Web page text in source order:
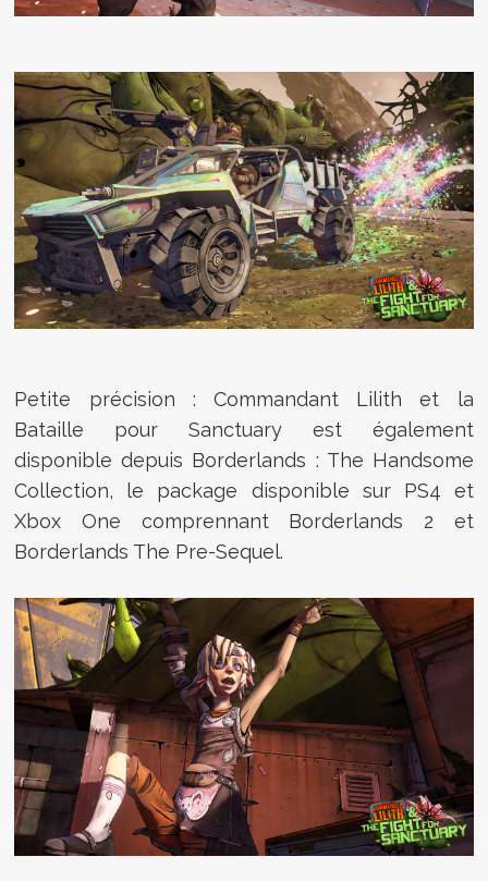
Petite précision : Commandant Lilith et la
Bataille pour Sanctuary est également
disponible depuis Borderlands : The Handsome
Collection, le package disponible sur PS4 et
Xbox One comprennant Borderlands 2 et
Borderlands The Pre-Sequel.